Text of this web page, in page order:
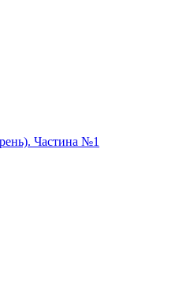
Частина №1